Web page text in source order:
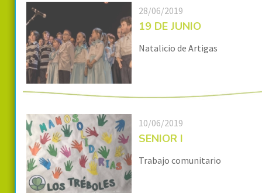
28/06/2019
19 DE JUNIO
Natalicio de Artigas
10/06/2019
SENIOR I
Trabajo comunitario